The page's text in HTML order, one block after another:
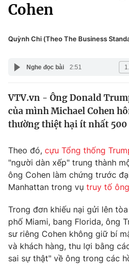
Xã hội
Pháp luật
Y tế
Thế giới
Tin tức
Câu chuyện quốc tế
Kinh tế
Tài chính
Thị trường
Góc doanh nghiệp
Dữ liệu và đời sống
Truyền hình
Phim VTV
Hậu trường
Nhân vật
Giải trí
Điện ảnh
Âm nhạc
Đời sống
Văn hóa - Giải trí
Công nghệ
Cohen
Quỳnh Chi (Theo The Business
Nghe đọc bài 2:51
VTV.vn - Ông Donald
của mình Michael Cohen
thường thiệt hại ít nhất 500
Theo đó, cựu Tổng thống
"người dàn xếp" trung thành
ông Cohen làm chứng trước
Manhattan trong vụ truy tố
Trong đơn khiếu nại gửi lên
phố Miami, bang Florida, ông
sư riêng Cohen không giữ bí
và khách hàng, thu lợi bằng
sai sự thật" về ông trong các